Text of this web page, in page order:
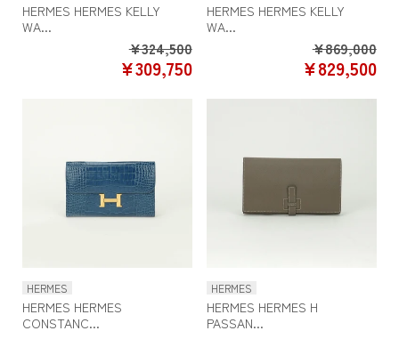
HERMES HERMES KELLY
WA...
Regular
price
¥324,500
SALE
¥309,750
HERMES HERMES KELLY
WA...
¥869,000
¥829,500
HERMES
HERMES HERMES
CONSTANC...
HERMES
HERMES HERMES H
PASSAN...